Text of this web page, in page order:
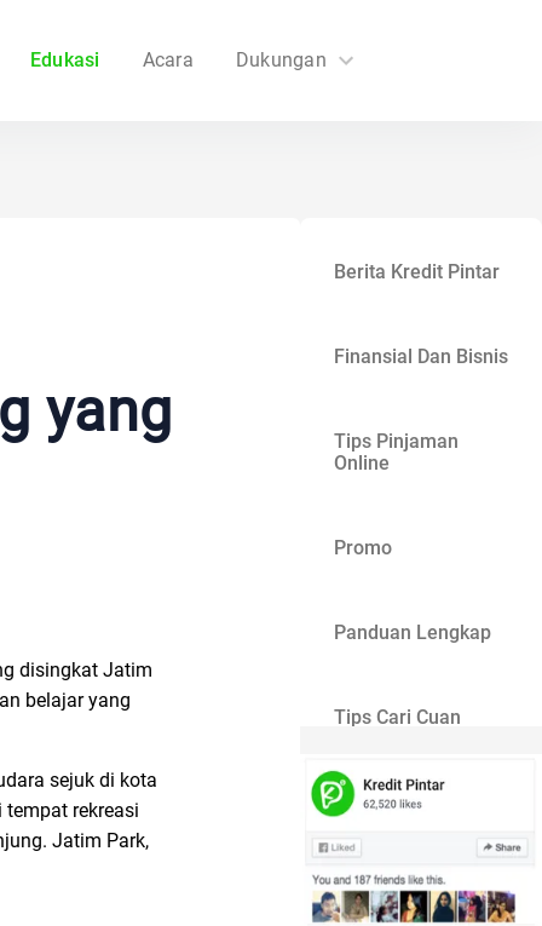
Edukasi Acara Dukungan
yang
disingkat Jatim
belajar yang
sejuk di kota
rekreasi
Jatim Park,
Berita Kredit Pintar
Finansial Dan Bisnis
Tips Pinjaman
Online
Promo
Panduan Lengkap
Tips Cari Cuan
Gaya Hidup
Kisah Sukses